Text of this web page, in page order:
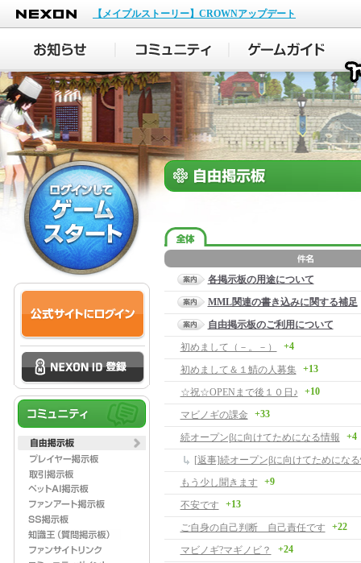
NEXON
【メイプルストーリー】CROWNアップデート
各掲示板の用途について
MML関連の書き込みに関する補足
自由掲示板のご利用について
初めまして（－。－）
+4
初めまして＆１鯖の人募集 +13
☆祝☆OPENまで後１０日♪ +10
マビノギの課金 +33
続オープンβに向けてためになる情報 +4
[返事]続オープンβに向けてためにな
もう少し聞きます
+9
不安です +13
ご自身の自己判断 自己責任です +22
マビノギ?マギノビ？ +24